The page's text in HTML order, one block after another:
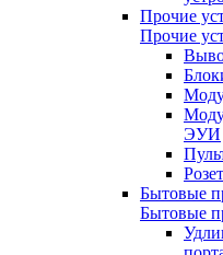
Прочие
Прочие
ЭУИ
Бытовые
Бытовые